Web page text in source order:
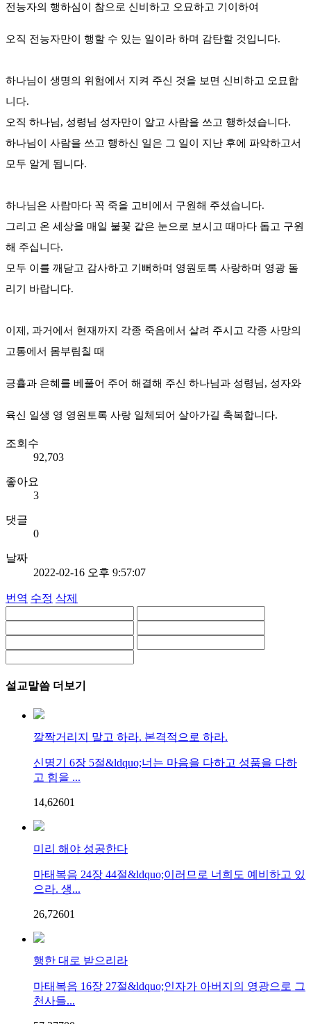
전능자의 행하심이 참으로 신비하고 오묘하고 기이하여
오직 전능자만이 행할 수 있는 일이라 하며 감탄할 것입니다.
하나님이 생명의 위험에서 지켜 주신 것을 보면 신비하고 오묘합
니다.
오직 하나님, 성령님 성자만이 알고 사람을 쓰고 행하셨습니다.
하나님이 사람을 쓰고 행하신 일은 그 일이 지난 후에 파악하고서
모두 알게 됩니다.
하나님은 사람마다 꼭 죽을 고비에서 구원해 주셨습니다.
그리고 온 세상을 매일 불꽃 같은 눈으로 보시고 때마다 돕고 구원
해 주십니다.
모두 이를 깨닫고 감사하고 기뻐하며 영원토록 사랑하며 영광 돌
리기 바랍니다.
이제, 과거에서 현재까지 각종 죽음에서 살려 주시고 각종 사망의
고통에서 몸부림칠 때
긍휼과 은혜를 베풀어 주어 해결해 주신 하나님과 성령님, 성자와
육신 일생 영 영원토록 사랑 일체되어 살아가길 축복합니다.
조회수
92,703
좋아요
3
댓글
0
날짜
2022-02-16 오후 9:57:07
번역 수정 삭제
설교말씀 더보기
깔짝거리지 말고 하라. 본격적으로 하라.
신명기 6장 5절&ldquo;너는 마음을 다하고 성품을 다하
고 힘을 ...
14,62601
미리 해야 성공한다
마태복음 24장 44절&ldquo;이러므로 너희도 예비하고 있
으라. 생...
26,72601
행한 대로 받으리라
마태복음 16장 27절&ldquo;인자가 아버지의 영광으로 그
천사들...